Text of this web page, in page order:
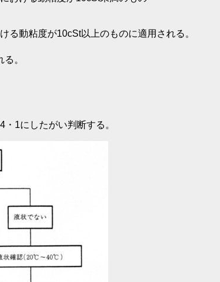
動粘度が10cSt以上のものに適用される。
。
1にしたがい判断する。